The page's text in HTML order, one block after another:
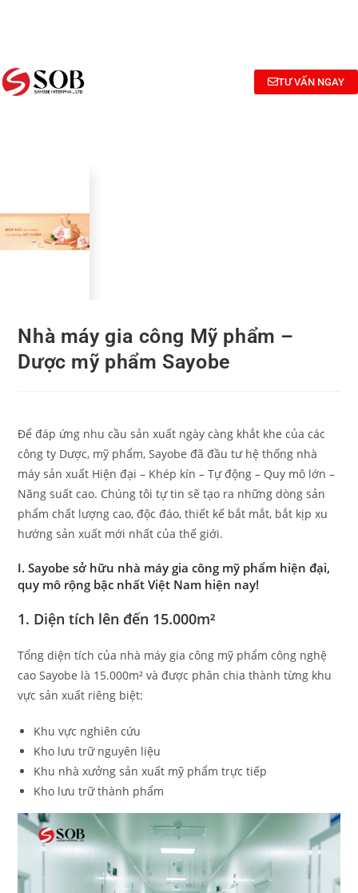
THỨC
PHẨM
TƯ VẤN NGAY
Nhà máy gia công Mỹ phẩm –
Dược mỹ phẩm Sayobe
Để đáp ứng nhu cầu sản xuất ngày càng khắt khe của các
công ty Dược, mỹ phẩm, Sayobe đã đầu tư hệ thống nhà
máy sản xuất Hiện đại – Khép kín – Tự động – Quy mô lớn –
Năng suất cao. Chúng tôi tự tin sẽ tạo ra những dòng sản
phẩm chất lượng cao, độc đáo, thiết kế bắt mắt, bắt kịp xu
hướng sản xuất mới nhất của thế giới.
I. Sayobe sở hữu nhà máy gia công mỹ phẩm hiện đại,
quy mô rộng bậc nhất Việt Nam hiện nay!
1. Diện tích lên đến 15.000m²
Tổng diện tích của nhà máy gia công mỹ phẩm công nghệ
cao Sayobe là 15.000m² và được phân chia thành từng khu
vực sản xuất riêng biệt:
Khu vực nghiên cứu
Kho lưu trữ nguyên liệu
Khu nhà xưởng sản xuất mỹ phẩm trực tiếp
Kho lưu trữ thành phẩm